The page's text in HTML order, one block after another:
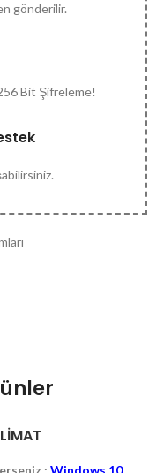
gönderilir.
Bit Şifreleme!
: Windows 10